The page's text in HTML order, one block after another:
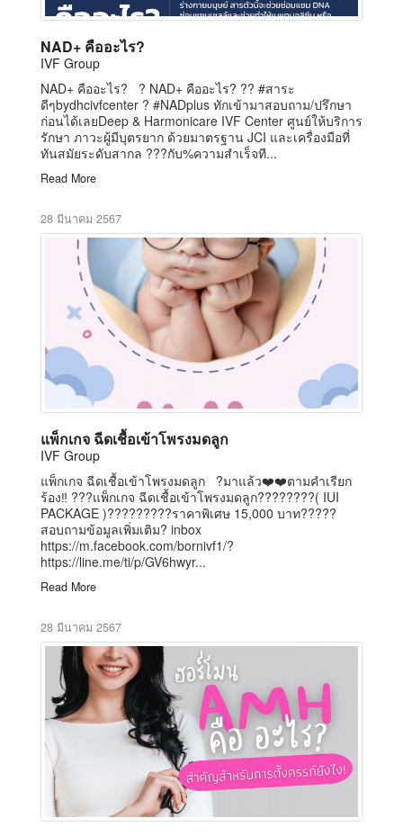
NAD+ คืออะไร?
IVF Group
NAD+ คืออะไร? ? NAD+ คืออะไร? ?? #สาระ
ดีๆbydhcivfcenter ? #NADplus ทักเข้ามาสอบถาม/ปรึกษา
ก่อนได้เลยDeep & Harmonicare IVF Center ศูนย์ให้บริการ
รักษา ภาวะผู้มีบุตรยาก ด้วยมาตรฐาน JCI และเครื่องมือที่
ทันสมัยระดับสากล ???กับ%ความสำเร็จที...
Read More
28 มีนาคม 2567
แพ็กเกจ ฉีดเชื้อเข้าโพรงมดลูก
IVF Group
แพ็กเกจ ฉีดเชื้อเข้าโพรงมดลูก ?มาแล้ว❤️❤️ตามคำเรียก
ร้อง‼️ ???แพ็กเกจ ฉีดเชื้อเข้าโพรงมดลูก????????( IUI
PACKAGE )?????????ราคาพิเศษ 15,000 บาท?????
สอบถามข้อมูลเพิ่มเติม? inbox
https://m.facebook.com/bornivf1/?
https://line.me/ti/p/GV6hwyr...
Read More
28 มีนาคม 2567